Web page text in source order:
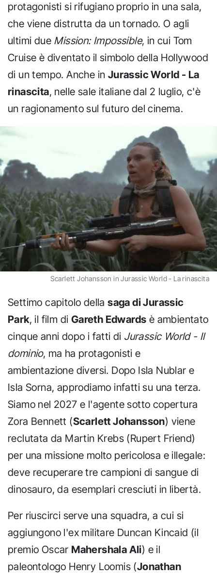
protagonisti si rifugiano proprio in una sala,
che viene distrutta da un tornado. O agli
ultimi due Mission: Impossible, in cui Tom
Cruise è diventato il simbolo della Hollywood
di un tempo. Anche in Jurassic World - La
rinascita, nelle sale italiane dal 2 luglio, c'è
un ragionamento sul futuro del cinema.
Scarlett Johansson in Jurassic World - La rinascita
Settimo capitolo dellasaga di Jurassic
Park, il film di Gareth Edwards è ambientato
cinque anni dopo i fatti di Jurassic World - Il
dominio, ma ha protagonisti e
ambientazione diversi. Dopo Isla Nublar e
Isla Sorna, approdiamo infatti su una terza.
Siamo nel 2027 e l'agente sotto copertura
Zora Bennett (Scarlett Johansson) viene
reclutata da Martin Krebs (Rupert Friend)
per una missione molto pericolosa e illegale:
deve recuperare tre campioni di sangue di
dinosauro, da esemplari cresciuti in libertà.
Per riuscirci serve una squadra, a cui si
aggiungono l'ex militare Duncan Kincaid (il
premio Oscar Mahershala Ali) e il
paleontologo Henry Loomis (Jonathan